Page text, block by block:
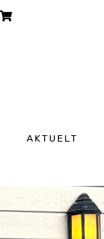
AKTUELT